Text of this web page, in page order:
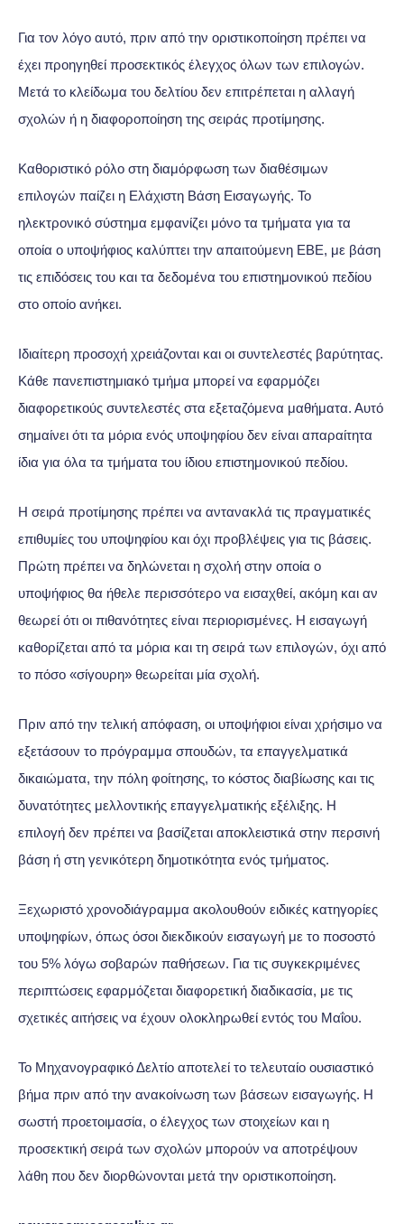
Για τον λόγο αυτό, πριν από την οριστικοποίηση πρέπει να
έχει προηγηθεί προσεκτικός έλεγχος όλων των επιλογών.
Μετά το κλείδωμα του δελτίου δεν επιτρέπεται η αλλαγή
σχολών ή η διαφοροποίηση της σειράς προτίμησης.
Καθοριστικό ρόλο στη διαμόρφωση των διαθέσιμων
επιλογών παίζει η Ελάχιστη Βάση Εισαγωγής. Το
ηλεκτρονικό σύστημα εμφανίζει μόνο τα τμήματα για τα
οποία ο υποψήφιος καλύπτει την απαιτούμενη ΕΒΕ, με βάση
τις επιδόσεις του και τα δεδομένα του επιστημονικού πεδίου
στο οποίο ανήκει.
Ιδιαίτερη προσοχή χρειάζονται και οι συντελεστές βαρύτητας.
Κάθε πανεπιστημιακό τμήμα μπορεί να εφαρμόζει
διαφορετικούς συντελεστές στα εξεταζόμενα μαθήματα. Αυτό
σημαίνει ότι τα μόρια ενός υποψηφίου δεν είναι απαραίτητα
ίδια για όλα τα τμήματα του ίδιου επιστημονικού πεδίου.
Η σειρά προτίμησης πρέπει να αντανακλά τις πραγματικές
επιθυμίες του υποψηφίου και όχι προβλέψεις για τις βάσεις.
Πρώτη πρέπει να δηλώνεται η σχολή στην οποία ο
υποψήφιος θα ήθελε περισσότερο να εισαχθεί, ακόμη και αν
θεωρεί ότι οι πιθανότητες είναι περιορισμένες. Η εισαγωγή
καθορίζεται από τα μόρια και τη σειρά των επιλογών, όχι από
το πόσο «σίγουρη» θεωρείται μία σχολή.
Πριν από την τελική απόφαση, οι υποψήφιοι είναι χρήσιμο να
εξετάσουν το πρόγραμμα σπουδών, τα επαγγελματικά
δικαιώματα, την πόλη φοίτησης, το κόστος διαβίωσης και τις
δυνατότητες μελλοντικής επαγγελματικής εξέλιξης. Η
επιλογή δεν πρέπει να βασίζεται αποκλειστικά στην περσινή
βάση ή στη γενικότερη δημοτικότητα ενός τμήματος.
Ξεχωριστό χρονοδιάγραμμα ακολουθούν ειδικές κατηγορίες
υποψηφίων, όπως όσοι διεκδικούν εισαγωγή με το ποσοστό
του 5% λόγω σοβαρών παθήσεων. Για τις συγκεκριμένες
περιπτώσεις εφαρμόζεται διαφορετική διαδικασία, με τις
σχετικές αιτήσεις να έχουν ολοκληρωθεί εντός του Μαΐου.
Το Μηχανογραφικό Δελτίο αποτελεί το τελευταίο ουσιαστικό
βήμα πριν από την ανακοίνωση των βάσεων εισαγωγής. Η
σωστή προετοιμασία, ο έλεγχος των στοιχείων και η
προσεκτική σειρά των σχολών μπορούν να αποτρέψουν
λάθη που δεν διορθώνονται μετά την οριστικοποίηση.